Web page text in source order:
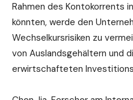
Rahmen des Kontokorrents
könnten, werde den
Wechselkursrisiken zu
von Auslandsgehältern und
erwirtschafteten